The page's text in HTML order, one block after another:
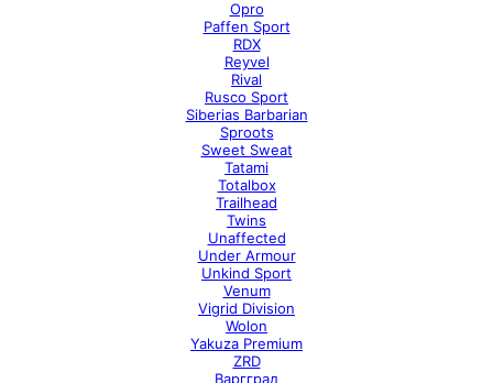
Opro
Paffen Sport
RDX
Reyvel
Rival
Rusco Sport
Siberias Barbarian
Sproots
Sweet Sweat
Tatami
Totalbox
Trailhead
Twins
Unaffected
Under Armour
Unkind Sport
Venum
Vigrid Division
Wolon
Yakuza Premium
ZRD
Варгград